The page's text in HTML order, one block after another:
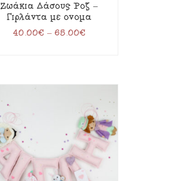
Ζωάκια Δάσους Ροζ –
Γιρλάντα με όνομα
40.00€ – 65.00€